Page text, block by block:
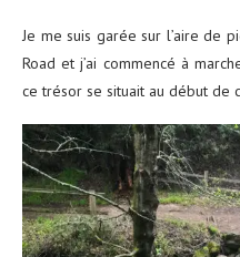
Je me suis garée sur l’aire de
Road et j’ai commencé à
ce trésor se situait au début de